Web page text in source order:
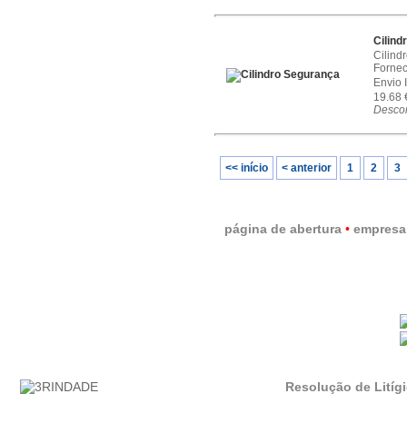
Envio
19.68
<< início < anterior 1 2 3
página de abertura • empresa
Resolução de